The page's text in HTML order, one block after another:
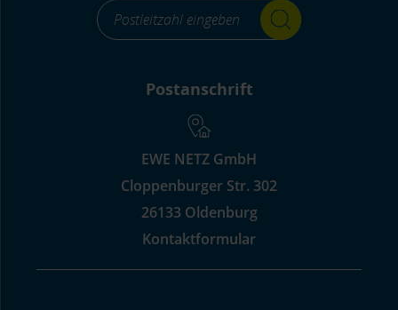
footer_standortsuche_Label-
for-
Postanschrift
EWE NETZ GmbH
Cloppenburger Str. 302
26133 Oldenburg
Kontaktformular